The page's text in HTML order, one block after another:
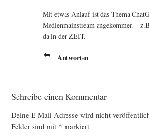
Mit etwas Anlauf ist das The­ma
Medi­en­main­stream ange­kom­men –
da in der ZEIT.
Antworten
Schreibe einen Kommentar
Deine E-Mail-Adresse wird nicht
Felder sind mit * markiert